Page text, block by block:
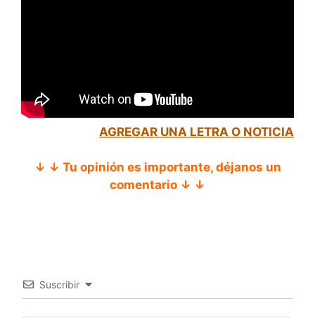
AGREGAR UNA LETRA O NOTICIA
↓ ↓ Tu opinión es importante, déjanos un
comentario ↓ ↓
Suscribir